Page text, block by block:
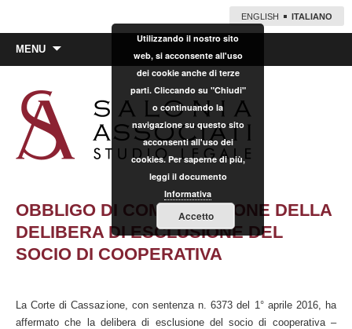
ENGLISH ITALIANO
MENU
OBBLIGO DI COMUNICAZIONE DELLA
DELIBERA DI ESCLUSIONE DEL
SOCIO DI COOPERATIVA
La Corte di Cassazione, con sentenza n. 6373 del 1° aprile 2016, ha
affermato che la delibera di esclusione del socio di cooperativa –
Utilizzando il nostro sito
web, si acconsente all'uso
dei cookie anche di terze
parti. Cliccando su "Chiudi"
o continuando la
navigazione su questo sito
acconsenti all'uso dei
cookies. Per saperne di più,
leggi il documento
Informativa
Accetto